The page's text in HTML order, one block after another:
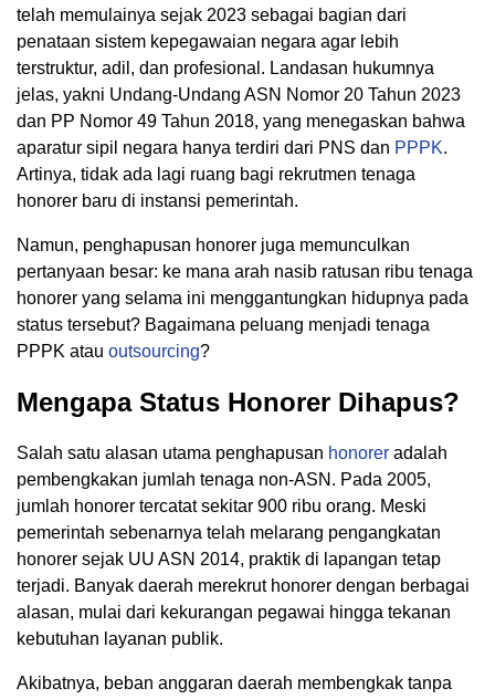
telah memulainya sejak 2023 sebagai bagian dari
penataan sistem kepegawaian negara agar lebih
terstruktur, adil, dan profesional. Landasan hukumnya
jelas, yakni Undang-Undang ASN Nomor 20 Tahun 2023
dan PP Nomor 49 Tahun 2018, yang menegaskan bahwa
aparatur sipil negara hanya terdiri dari PNS dan PPPK.
Artinya, tidak ada lagi ruang bagi rekrutmen tenaga
honorer baru di instansi pemerintah.
Namun, penghapusan honorer juga memunculkan
pertanyaan besar: ke mana arah nasib ratusan ribu tenaga
honorer yang selama ini menggantungkan hidupnya pada
status tersebut? Bagaimana peluang menjadi tenaga
PPPK atau outsourcing?
Mengapa Status Honorer Dihapus?
Salah satu alasan utama penghapusan honorer adalah
pembengkakan jumlah tenaga non-ASN. Pada 2005,
jumlah honorer tercatat sekitar 900 ribu orang. Meski
pemerintah sebenarnya telah melarang pengangkatan
honorer sejak UU ASN 2014, praktik di lapangan tetap
terjadi. Banyak daerah merekrut honorer dengan berbagai
alasan, mulai dari kekurangan pegawai hingga tekanan
kebutuhan layanan publik.
Akibatnya, beban anggaran daerah membengkak tanpa